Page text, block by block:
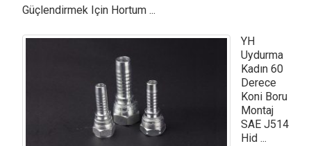
Güçlendirmek Için Hortum ...
YH
Uydurma
Kadın 60
Derece
Koni Boru
Montaj
SAE J514
Hid ...